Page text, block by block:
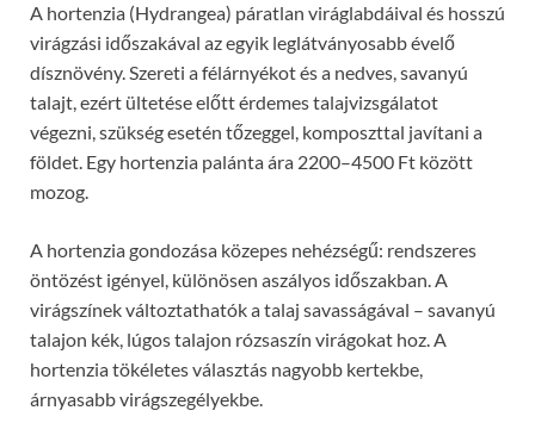
A hortenzia (Hydrangea) páratlan viráglabdáival és hosszú
virágzási időszakával az egyik leglátványosabb évelő
dísznövény. Szereti a félárnyékot és a nedves, savanyú
talajt, ezért ültetése előtt érdemes talajvizsgálatot
végezni, szükség esetén tőzeggel, komposzttal javítani a
földet. Egy hortenzia palánta ára 2200–4500 Ft között
mozog.
A hortenzia gondozása közepes nehézségű: rendszeres
öntözést igényel, különösen aszályos időszakban. A
virágszínek változtathatók a talaj savasságával – savanyú
talajon kék, lúgos talajon rózsaszín virágokat hoz. A
hortenzia tökéletes választás nagyobb kertekbe,
árnyasabb virágszegélyekbe.